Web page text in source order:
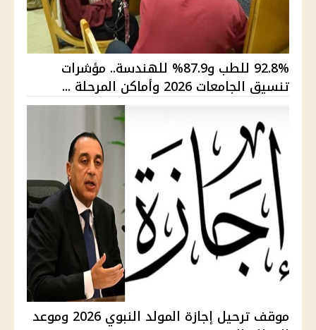
92.8% للطب و87.9% للهندسة.. مؤشرات
تنسيق الجامعات 2026 وأماكن المرحلة ...
موقف ترحيل إجازة المولد النبوي 2026 وموعد